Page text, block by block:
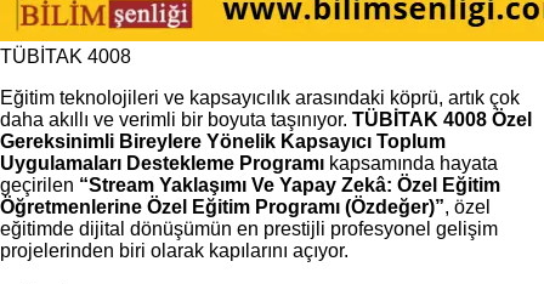
TÜBİTAK 4008
Eğitim teknolojileri ve kapsayıcılık arasındaki köprü, artık çok
daha akıllı ve verimli bir boyuta taşınıyor. TÜBİTAK 4008 Özel
Gereksinimli Bireylere Yönelik Kapsayıcı Toplum
Uygulamaları Destekleme Programı kapsamında hayata
geçirilen “Stream Yaklaşımı Ve Yapay Zekâ: Özel Eğitim
Öğretmenlerine Özel Eğitim Programı (Özdeğer)”, özel
eğitimde dijital dönüşümün en prestijli profesyonel gelişim
projelerinden biri olarak kapılarını açıyor.